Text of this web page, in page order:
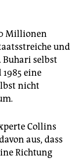
Millionen
und
selbst
eine
nicht
Collins
aus, dass
Richtung